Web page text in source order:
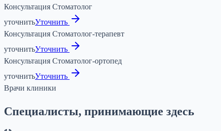
Консультация Стоматолог
уточнитьУточнить
Консультация Стоматолог-терапевт
уточнитьУточнить
Консультация Стоматолог-ортопед
уточнитьУточнить
Врачи клиники
Специалисты, принимающие здесь